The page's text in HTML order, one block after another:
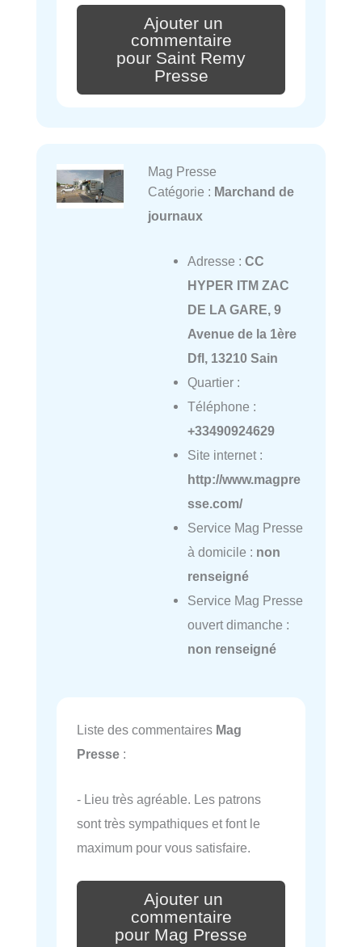
Ajouter un
commentaire
pour Saint Remy
Presse
Mag Presse
Catégorie : Marchand de
journaux
Adresse : CC
HYPER ITM ZAC
DE LA GARE, 9
Avenue de la 1ère
Dfl, 13210 Sain
Quartier :
Téléphone :
+33490924629
Site internet :
http://www.magpre
sse.com/
Service Mag Presse
à domicile : non
renseigné
Service Mag Presse
ouvert dimanche :
non renseigné
Liste des commentaires Mag
Presse :
- Lieu très agréable. Les patrons
sont très sympathiques et font le
maximum pour vous satisfaire.
Ajouter un
commentaire
pour Mag Presse